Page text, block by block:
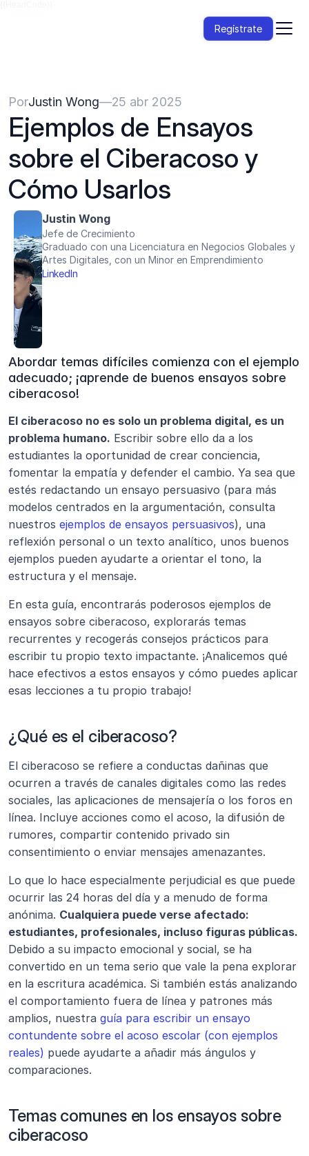
Regístrate
PorJustin Wong—25 abr 2025
Ejemplos de Ensayos
sobre el Ciberacoso y
Cómo Usarlos
Justin Wong
Jefe de Crecimiento
Graduado con una Licenciatura en Negocios Globales y
Artes Digitales, con un Minor en Emprendimiento
LinkedIn
Abordar temas difíciles comienza con el ejemplo
adecuado; ¡aprende de buenos ensayos sobre
ciberacoso!
El ciberacoso no es solo un problema digital, es un
problema humano. Escribir sobre ello da a los
estudiantes la oportunidad de crear conciencia,
fomentar la empatía y defender el cambio. Ya sea que
estés redactando un ensayo persuasivo (para más
modelos centrados en la argumentación, consulta
nuestros ejemplos de ensayos persuasivos), una
reflexión personal o un texto analítico, unos buenos
ejemplos pueden ayudarte a orientar el tono, la
estructura y el mensaje.
En esta guía, encontrarás poderosos ejemplos de
ensayos sobre ciberacoso, explorarás temas
recurrentes y recogerás consejos prácticos para
escribir tu propio texto impactante. ¡Analicemos qué
hace efectivos a estos ensayos y cómo puedes aplicar
esas lecciones a tu propio trabajo!
¿Qué es el ciberacoso?
El ciberacoso se refiere a conductas dañinas que
ocurren a través de canales digitales como las redes
sociales, las aplicaciones de mensajería o los foros en
línea. Incluye acciones como el acoso, la difusión de
rumores, compartir contenido privado sin
consentimiento o enviar mensajes amenazantes.
Lo que lo hace especialmente perjudicial es que puede
ocurrir las 24 horas del día y a menudo de forma
anónima. Cualquiera puede verse afectado:
estudiantes, profesionales, incluso figuras públicas.
Debido a su impacto emocional y social, se ha
convertido en un tema serio que vale la pena explorar
en la escritura académica. Si también estás analizando
el comportamiento fuera de línea y patrones más
amplios, nuestra guía para escribir un ensayo
contundente sobre el acoso escolar (con ejemplos
reales) puede ayudarte a añadir más ángulos y
comparaciones.
Temas comunes en los ensayos sobre
ciberacoso